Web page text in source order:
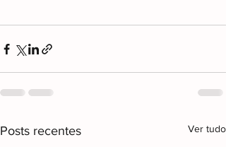
Posts recentes Ver tudo